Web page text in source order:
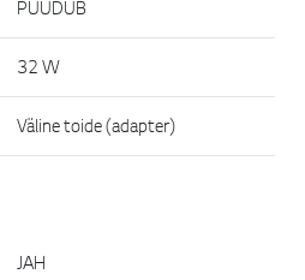
PUUDUB
32 W
Väline toide (adapter)
JAH